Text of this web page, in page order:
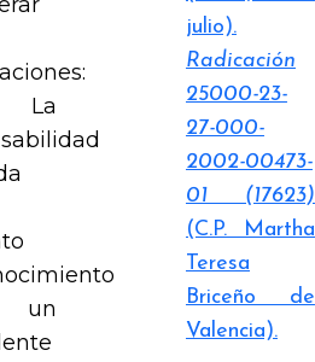
julio).
Radicación
25000-23-
27-000-
2002-00473-
01 (17623)
(C.P. Martha
Teresa
Briceño de
Valencia).